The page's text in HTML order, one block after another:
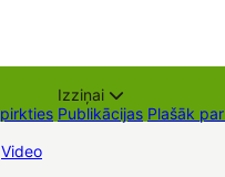
Izziņai
Publikācijas Plašāk
Video